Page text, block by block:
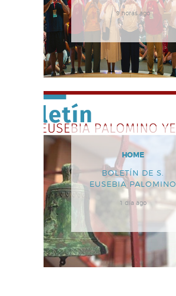
9 horas ago
HOME
BOLETÍN DE S.
EUSEBIA PALOMINO
1 día ago